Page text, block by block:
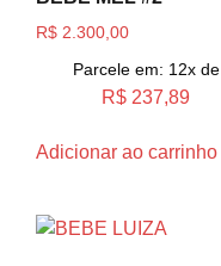
R$ 2.300,00
Parcele em: 12x de
R$ 237,89
Adicionar ao carrinho